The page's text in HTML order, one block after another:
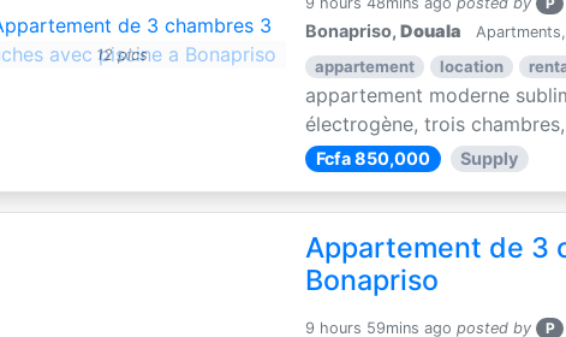
12 pics
Bonapriso,Douala
appartement location
appartement moderne
électrogène, trois
Fcfa 850,000 Supply
Appartement de 3
Bonapriso
9 hours 59mins ago posted by P